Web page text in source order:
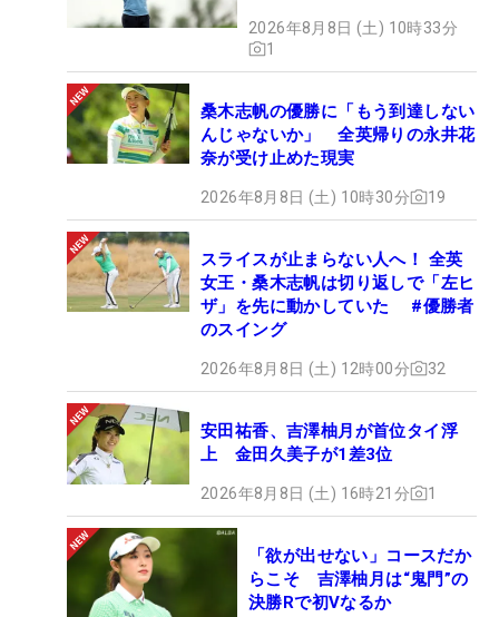
2026年8月8日 (土) 10時33分
1
桑木志帆の優勝に「もう到達しない
んじゃないか」 全英帰りの永井花
奈が受け止めた現実
2026年8月8日 (土) 10時30分 19
スライスが止まらない人へ！ 全英
女王・桑木志帆は切り返しで「左ヒ
ザ」を先に動かしていた #優勝者
のスイング
2026年8月8日 (土) 12時00分 32
安田祐香、吉澤柚月が首位タイ浮
上 金田久美子が1差3位
2026年8月8日 (土) 16時21分 1
「欲が出せない」コースだか
らこそ 吉澤柚月は“鬼門”の
決勝Rで初Vなるか